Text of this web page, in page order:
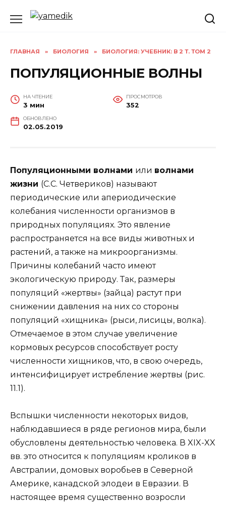
ГЛАВНАЯ » БИОЛОГИЯ » БИОЛОГИЯ: УЧЕБНИК: В 2 Т. ТОМ 2
ПОПУЛЯЦИОННЫЕ ВОЛНЫ
НА ЧТЕНИЕ
3 мин
ПРОСМОТРОВ
352
ОБНОВЛЕНО
02.05.2019
Популяционными волнами или волнами
жизни (С.С. Четвериков) называют
периодические или апериодические
колебания численности организмов в
природных популяциях. Это явление
распространяется на все виды животных и
растений, а также на микроорганизмы.
Причины колебаний часто имеют
экологическую природу. Так, размеры
популяций «жертвы» (зайца) растут при
снижении давления на них со стороны
популяций «хищника» (рыси, лисицы, волка).
Отмечаемое в этом случае увеличение
кормовых ресурсов способствует росту
численности хищников, что, в свою очередь,
интенсифицирует истребление жертвы (рис.
11.1).
Вспышки численности некоторых видов,
наблюдавшиеся в ряде регионов мира, были
обусловлены деятельностью человека. В XIX-XX
вв. это относится к популяциям кроликов в
Австралии, домовых воробьев в Северной
Америке, канадской элодеи в Евразии. В
настоящее время существенно возросли